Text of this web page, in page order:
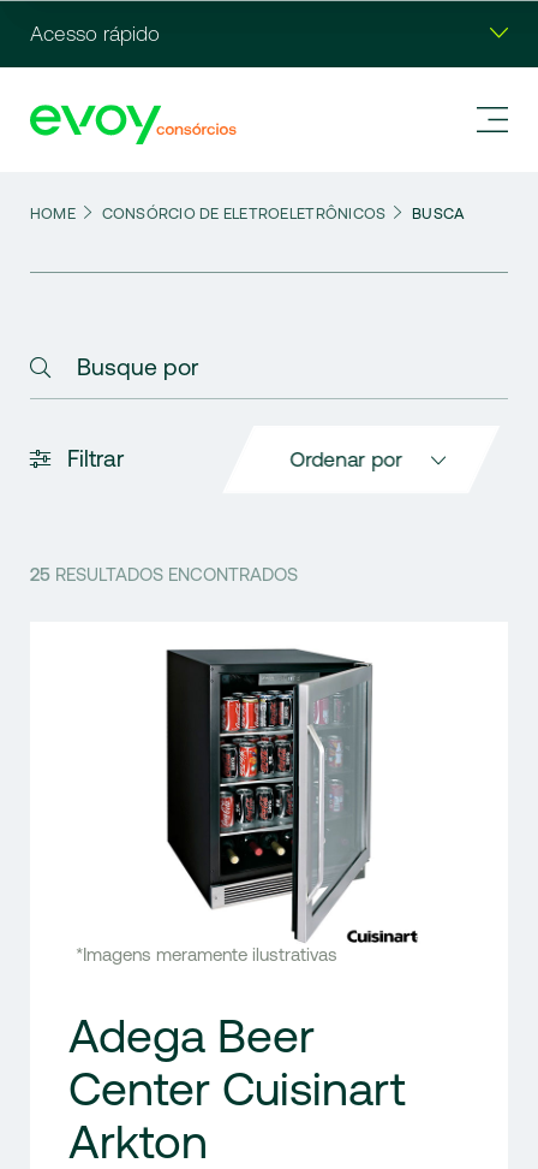
Acesso rápido
HOME CONSÓRCIO DE ELETROELETRÔNICOS BUSCA
Busque por
25RESULTADOS ENCONTRADOS
Ordenar por
VALOR (DESCRESCENTE)
Filtrar
FILTRAR
*Imagens meramente ilustrativas
Adega Beer
Center Cuisinart
Arkton